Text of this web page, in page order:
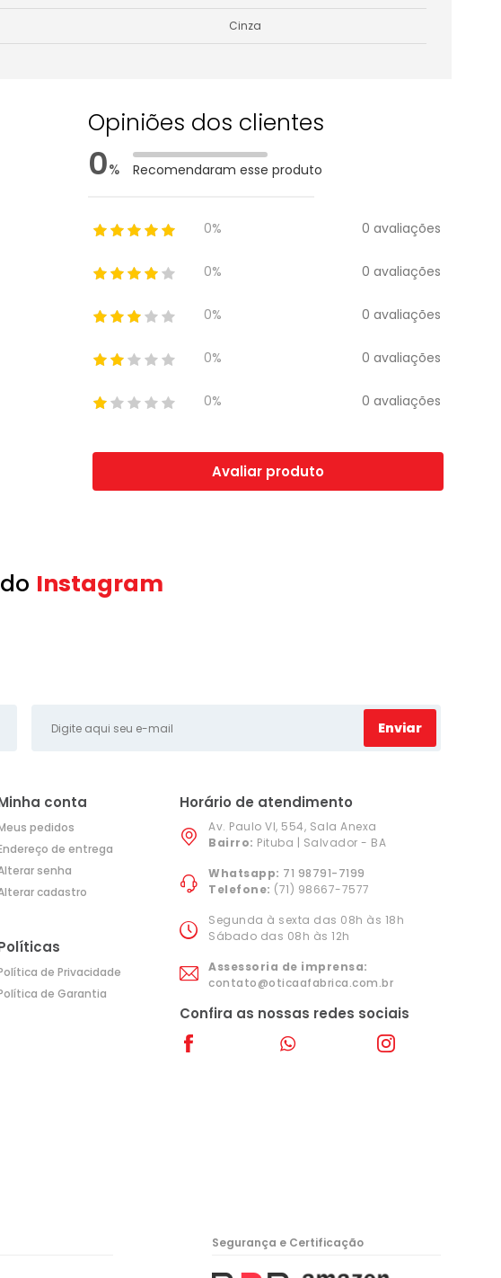
Cinza
Opiniões dos clientes
0% Recomendaram esse produto
0% 0 avaliações
0% 0 avaliações
0% 0 avaliações
0% 0 avaliações
0% 0 avaliações
Avaliar produto
Instagram
Enviar
conta
pedidos
de entrega
senha
cadastro
de Privacidade
de Garantia
Horário de atendimento
Av. Paulo VI, 554, Sala Anexa
Bairro: Pituba | Salvador - BA
Whatsapp: 71 98791-7199
Telefone: (71) 98667-7577
Segunda à sexta das 08h às 18h
Sábado das 08h às 12h
Assessoria de imprensa:
contato@oticaafabrica.com.br
Confira as nossas redes sociais
Segurança e Certificação